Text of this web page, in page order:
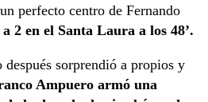
perfecto centro de Fernando
2 en el Santa Laura a los 48’.
sorprendió a propios y
Ampuero armó una